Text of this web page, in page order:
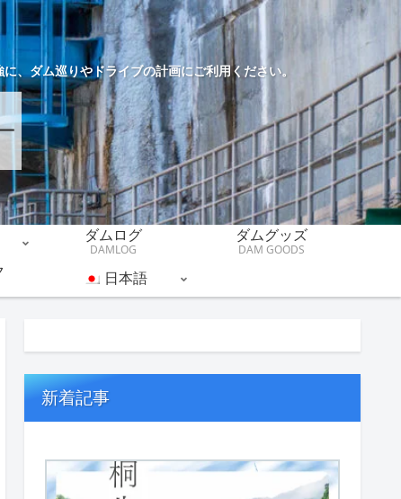
、ダム巡りやドライブの計画にご利用ください。
ダムログ
DAMLOG
ダムグッズ
DAM GOODS
日本語
新着記事